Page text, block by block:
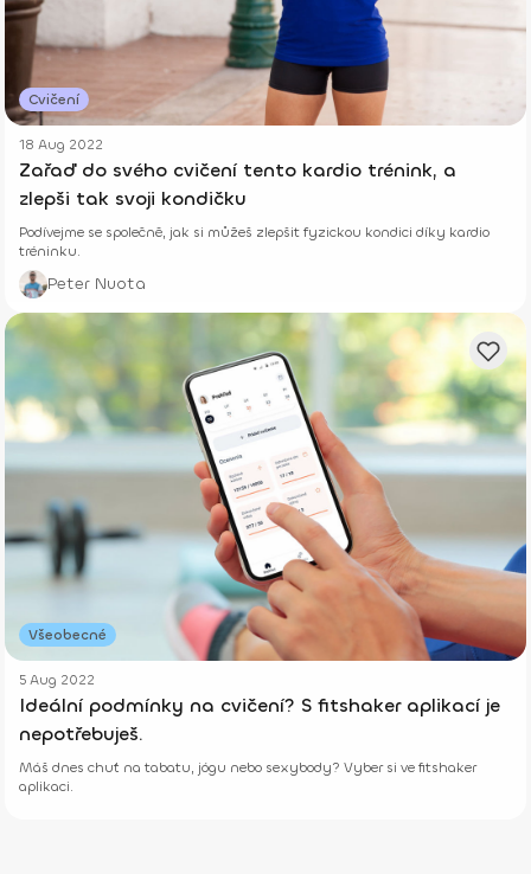
Cvičení
18 Aug 2022
Zařaď do svého cvičení tento kardio trénink, a
zlepši tak svoji kondičku
Podívejme se společně, jak si můžeš zlepšit fyzickou kondici díky kardio
tréninku.
Peter Nuota
Všeobecné
5 Aug 2022
Ideální podmínky na cvičení? S fitshaker aplikací je
nepotřebuješ.
Máš dnes chuť na tabatu, jógu nebo sexybody? Vyber si ve fitshaker
aplikaci.